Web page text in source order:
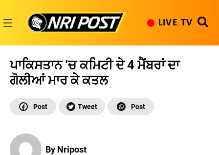
content
LIVE TV
ਪਾਕਿਸਤਾਨ ‘ਚ ਕਮਿਟੀ ਦੇ 4 ਮੈਂਬਰਾਂ ਦਾ
ਗੋਲੀਆਂ ਮਾਰ ਕੇ ਕਤਲ
By Nripost